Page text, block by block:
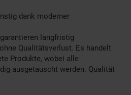
dank moderner
langfristig
Qualitätsverlust. Es handelt
Produkte, wobei alle
ausgetauscht werden. Qualität